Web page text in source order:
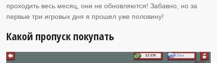
проходить весь месяц, они не обновляются! Забавно, но за
первые три игровых дня я прошел уже половину!
Какой пропуск покупать